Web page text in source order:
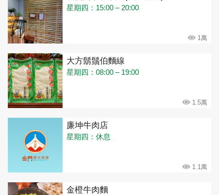
星期四：15:00 – 20:00
1萬
大方鬍鬚伯麵線
星期四：08:00 – 19:00
1.5萬
廉坤牛肉店
星期四：休息
1.1萬
金橙牛肉麵